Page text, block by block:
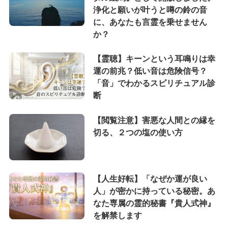
浄化と願いが叶うと噂の鈴の音
に、あなたも言霊を乗せません
か？
【霊聴】キーンという耳鳴りは幸
運の前兆？低い音は危険信号？
「音」でわかるスピリチュアル診
断
【閲覧注意】害悪な人間との縁を
切る、２つの塩の使い方
【人生好転】「なぜか運が良い
人」が密かに持っている秘密。あ
なた専属の霊的秘書『貴人式神』
を解禁します